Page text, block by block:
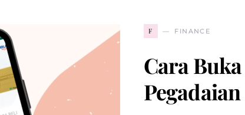
F FINANCE
Cara